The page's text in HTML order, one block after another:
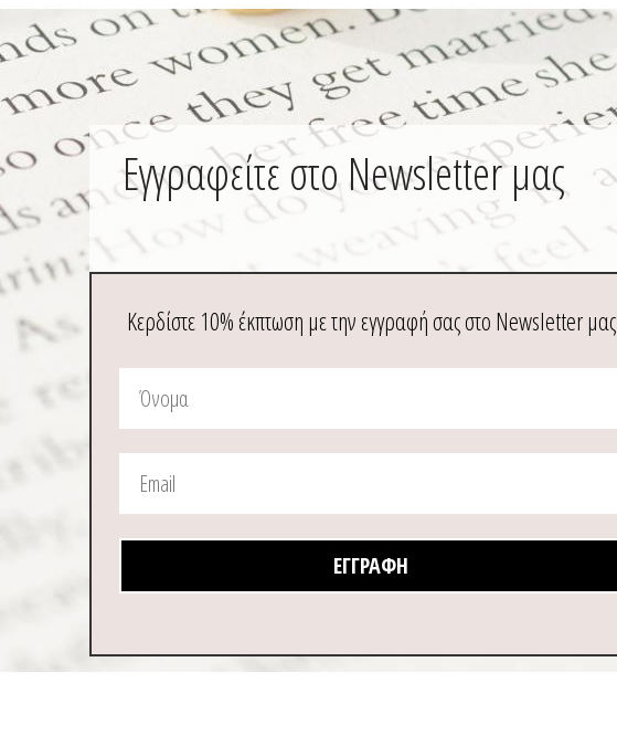
Εγγραφείτε στο Newsletter μας
Κερδίστε 10% έκπτωση με την εγγραφή σας στο Newsletter μας
ΕΓΓΡΑΦΉ